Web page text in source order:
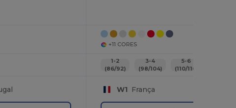
+11 CORES
1-2
(86/92)
3-4
(98/104)
5-6
(110/116)
W1 França